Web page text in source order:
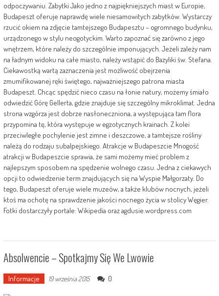
odpoczywaniu. Zabytki Jako jedno z najpiękniejszych miast w Europie,
Budapeszt oferuje naprawdę wiele niesamowitych zabytków. Wystarczy
rzucić okiem na zdjęcie tamtejszego Budapesztu – ogromnego budynku,
urządzonego w stylu neogotyckim. Warto zapoznać się zarówno z jego
wnętrzem, które należy do szczególnie imponujących. Jeżeli zależy nam
na ładnym widoku na całe miasto, należy wstąpić do Bazyliki św. Stefana.
Ciekawostką wartą zaznaczenia jest możliwość obejrzenia
zmumifikowanej ręki świętego, najważniejszego patrona miasta
Budapeszt. Chcąc spędzić nieco czasu na łonie natury, możemy śmiało
odwiedzić Górę Gellerta, gdzie znajduje się szczególny mikroklimat. Jedna
strona wzgórza jest dobrze nasłoneczniona, a występująca tam flora
przypomina tę, która występuje w egzotycznych krainach. Z kolei
przeciwległe pochylenie jest zimne i deszczowe, a tamtejsze rośliny
należą do rodzaju subalpejskiego. Atrakcje w Budapeszcie Mnogość
atrakcji w Budapeszcie sprawia, że sami możemy mieć problem z
najlepszym sposobem na spędzenie wolnego czasu. Jedna z ciekawych
opcji to odwiedzenie term znajdujących się na Wyspie Małgorzaty. Do
tego, Budapeszt oferuje wiele muzeów, a także klubów nocnych, jeżeli
ktoś ma ochotę na sprawdzenie jakości nocnego życia w stolicy Węgier.
Fotki dostarczyły portale: Wikipedia oraz agdusie.wordpress.com
Absolwencie – Spotkajmy Się We Lwowie
Informacje 19 września 2015 0